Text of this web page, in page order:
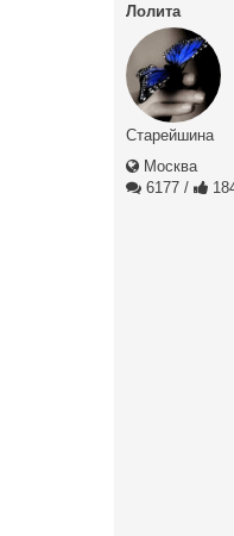
Лолита
Старейшина
Москва
6177 /